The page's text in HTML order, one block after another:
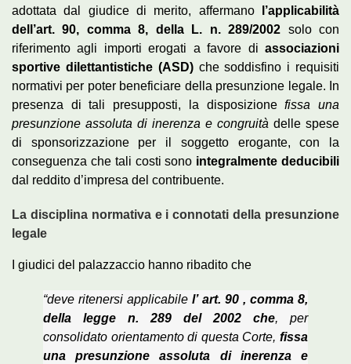
adottata dal giudice di merito, affermano
l’applicabilità
dell’art. 90, comma 8, della L. n. 289/2002 solo con
riferimento agli importi erogati a favore di associazioni
sportive dilettantistiche (ASD)che soddisfino i requisiti
normativi per poter beneficiare della presunzione legale. In
presenza di tali presupposti, la disposizionefissa una
presunzione assoluta di inerenza e congruità delle spese
di sponsorizzazione per il soggetto erogante, con la
conseguenza che tali costi sono integralmente deducibili
dal reddito d’impresa del contribuente.
La disciplina normativa e i connotati della presunzione
legale
I giudici del palazzaccio hanno ribadito che
“deve ritenersi applicabile l’ art. 90 , comma 8,
della legge n. 289 del 2002 che, per
consolidato orientamento di questa Corte, fissa
una presunzione assoluta di inerenza e